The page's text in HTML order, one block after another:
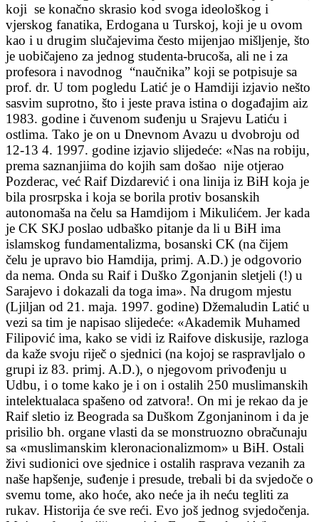
koji se konačno skrasio kod svoga ideološkog i
vjerskog fanatika, Erdogana u Turskoj, koji je u ovom
kao i u drugim slučajevima često mijenjao mišljenje, što
je uobičajeno za jednog studenta-brucoša, ali ne i za
profesora i navodnog “naučnika” koji se potpisuje sa
prof. dr. U tom pogledu Latić je o Hamdiji izjavio nešto
sasvim suprotno, što i jeste prava istina o događajim aiz
1983. godine i čuvenom suđenju u Srajevu Latiću i
ostlima. Tako je on u Dnevnom Avazu u dvobroju od
12-13 4. 1997. godine izjavio slijedeće: «Nas na robiju,
prema saznanjiima do kojih sam došao nije otjerao
Pozderac, već Raif Dizdarević i ona linija iz BiH koja je
bila prosrpska i koja se borila protiv bosanskih
autonomaša na čelu sa Hamdijom i Mikulićem. Jer kada
je CK SKJ poslao udbaško pitanje da li u BiH ima
islamskog fundamentalizma, bosanski CK (na čijem
čelu je upravo bio Hamdija, primj. A.D.) je odgovorio
da nema. Onda su Raif i Duško Zgonjanin sletjeli (!) u
Sarajevo i dokazali da toga ima». Na drugom mjestu
(Ljiljan od 21. maja. 1997. godine) Džemaludin Latić u
vezi sa tim je napisao slijedeće: «Akademik Muhamed
Filipović ima, kako se vidi iz Raifove diskusije, razloga
da kaže svoju riječ o sjednici (na kojoj se raspravljalo o
grupi iz 83. primj. A.D.), o njegovom privođenju u
Udbu, i o tome kako je i on i ostalih 250 muslimanskih
intelektualaca spašeno od zatvora!. On mi je rekao da je
Raif sletio iz Beograda sa Duškom Zgonjaninom i da je
prisilio bh. organe vlasti da se monstruozno obračunaju
sa «muslimanskim kleronacionalizmom» u BiH. Ostali
živi sudionici ove sjednice i ostalih rasprava vezanih za
naše hapšenje, suđenje i presude, trebali bi da svjedoče o
svemu tome, ako hoće, ako neće ja ih neću tegliti za
rukav. Historija će sve reći. Evo još jednog svjedočenja.